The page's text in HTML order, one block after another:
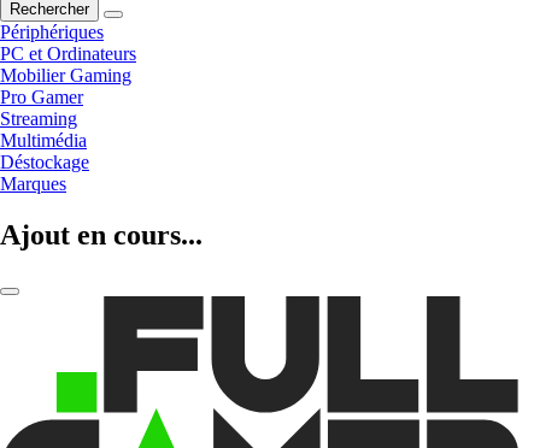
Rechercher
Périphériques
PC et Ordinateurs
Mobilier Gaming
Pro Gamer
Streaming
Multimédia
Déstockage
Marques
Ajout en cours...